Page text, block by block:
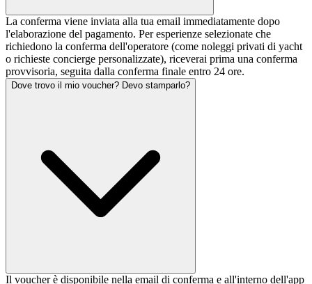
La conferma viene inviata alla tua email immediatamente dopo
l'elaborazione del pagamento. Per esperienze selezionate che
richiedono la conferma dell'operatore (come noleggi privati di yacht
o richieste concierge personalizzate), riceverai prima una conferma
provvisoria, seguita dalla conferma finale entro 24 ore.
Dove trovo il mio voucher? Devo stamparlo?
Il voucher è disponibile nella email di conferma e all'interno dell'app